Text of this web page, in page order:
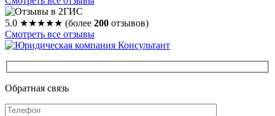
5.0 ★★★★★ (более 200 отзывов)
Смотреть все отзывы
Обратная связь